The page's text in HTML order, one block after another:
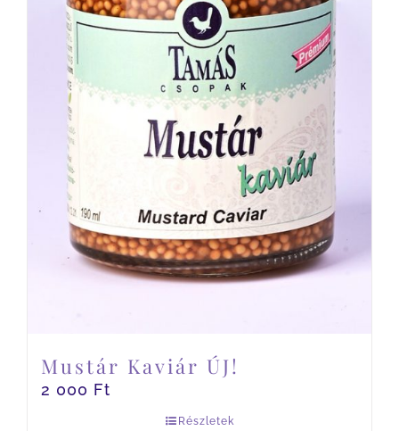
Mustár Kaviár ÚJ!
2 000 Ft
Részletek